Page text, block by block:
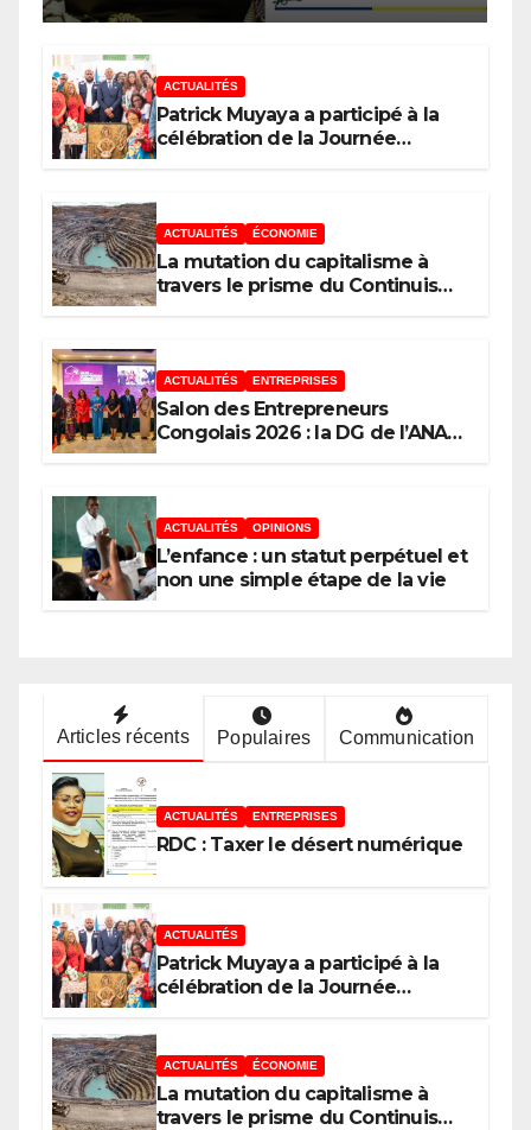
ACTUALITÉS
Patrick Muyaya a participé à la
célébration de la Journée
et l’Union Nationale des
Caméramans du Congo
ACTUALITÉS ÉCONOMIE
La mutation du capitalisme à
travers le prisme du Continuisme
ACTUALITÉS ENTREPRISES
Salon des Entrepreneurs
Congolais 2026 : la DG de l’ANAPI
phare de l’investissement en
Afrique
ACTUALITÉS OPINIONS
L’enfance : un statut perpétuel et
non une simple étape de la vie
Articles récents Populaires Communication
ACTUALITÉS ENTREPRISES
RDC : Taxer le désert numérique
ACTUALITÉS
Patrick Muyaya a participé à la
célébration de la Journée
Tribune des Femmes de Médias
et l’Union Nationale des
Caméramans du Congo
ACTUALITÉS ÉCONOMIE
La mutation du capitalisme à
travers le prisme du Continuisme